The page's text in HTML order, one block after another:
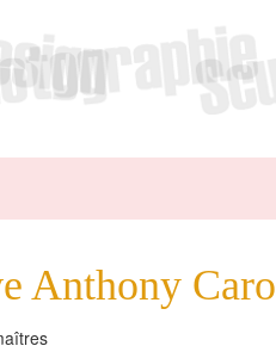
Anthony Caro